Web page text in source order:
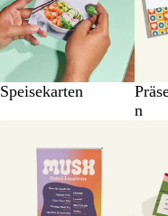
Speisekarten
n